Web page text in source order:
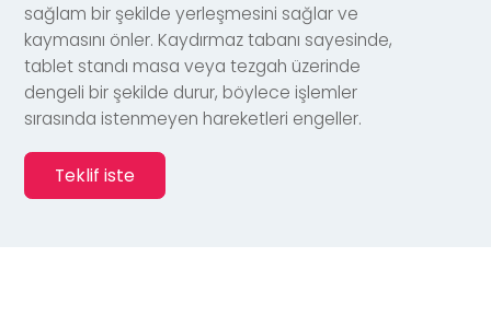
sağlam bir şekilde yerleşmesini sağlar ve
kaymasını önler. Kaydırmaz tabanı sayesinde,
tablet standı masa veya tezgah üzerinde
dengeli bir şekilde durur, böylece işlemler
sırasında istenmeyen hareketleri engeller.
Teklif iste